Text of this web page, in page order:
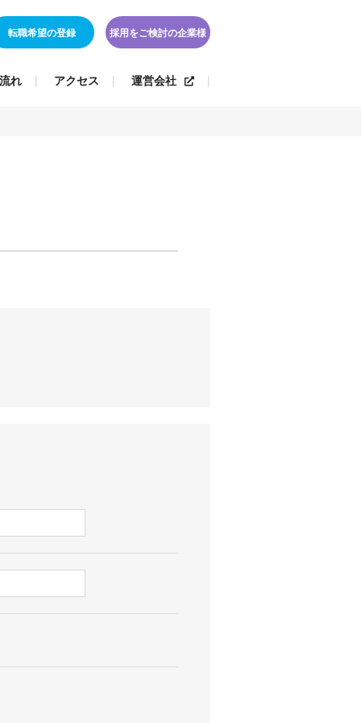
転職希望の登録 採用をご検討の企業様
れ アクセス 運営会社